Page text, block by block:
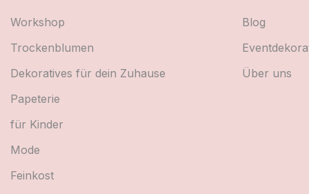
Workshop
Trockenblumen
Dekoratives für dein Zuhause
Papeterie
für Kinder
Mode
Feinkost
Blog
Über uns